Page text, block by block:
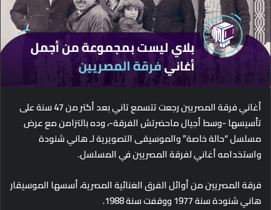
m
a
i
أغاني فرقة المصريين رجعت تتسمع تاني بعد أكتر من 47 سنة على
تأسيسها -وسط أجيال ماحضرتش الفرقة-، وده بالتزامن مع عرض
مسلسل “حالة خاصة” والموسيقى التصويرية لـ هاني شنودة
واستخدامه أغاني لفرقة المصريين في المسلسل.
فرقة المصريين من أوائل الفرق الغنائية المصرية، أسسها الموسيقار
هاني شنودة سنة 1977 ووقفت سنة 1988.